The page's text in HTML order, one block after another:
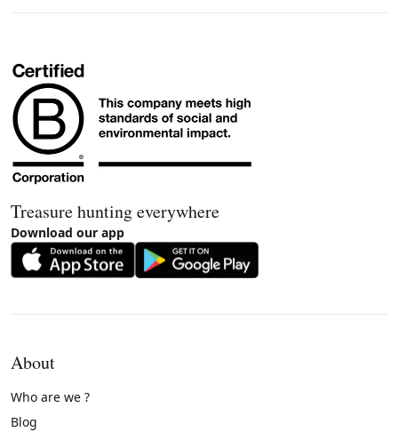
Treasure hunting everywhere
Download our app
About
Who are we ?
Blog